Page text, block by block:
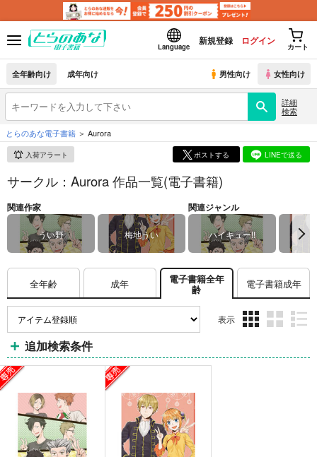
Language
新規登録 ログイン
カート
全年齢向け 成年向け 男性向け 女性向け
詳細
検索
とらのあな電子書籍
Aurora
入荷アラート ポストする LINEで送る
サークル：Aurora 作品一覧(電子書籍)
関連作家
うい野 梅地うい
関連ジャンル
ハイキュー!!
全年齢 成年 電子書籍全年
齢 電子書籍成年
表示
ム
ム
ム
追加検索条件